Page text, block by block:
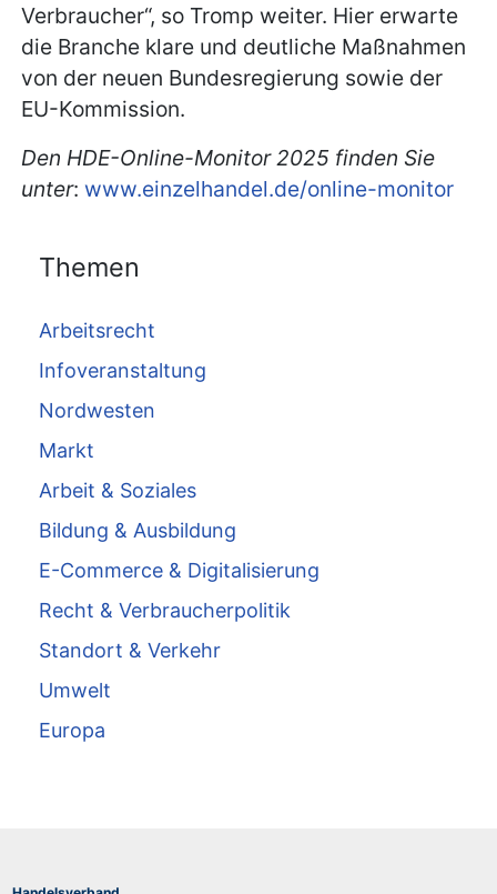
Verbraucher“, so Tromp weiter. Hier erwarte
die Branche klare und deutliche Maßnahmen
von der neuen Bundesregierung sowie der
EU-Kommission.
Den HDE-Online-Monitor 2025 finden Sie
unter:www.einzelhandel.de/online-monitor
Themen
Arbeitsrecht
Infoveranstaltung
Nordwesten
Markt
Arbeit & Soziales
Bildung & Ausbildung
E-Commerce & Digitalisierung
Recht & Verbraucherpolitik
Standort & Verkehr
Umwelt
Europa